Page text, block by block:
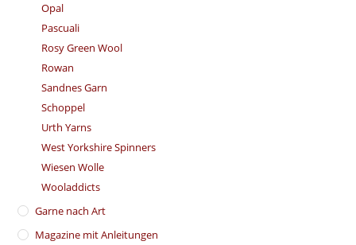
Opal
Pascuali
Rosy Green Wool
Rowan
Sandnes Garn
Schoppel
Urth Yarns
West Yorkshire Spinners
Wiesen Wolle
Wooladdicts
Garne nach Art
Magazine mit Anleitungen